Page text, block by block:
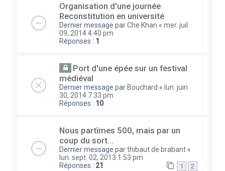
Organisation d'une journée
Reconstitution en université
Dernier message parChe Khan « mer. juil.
09, 2014 4:40 pm
Réponses : 1
Port d'une épée sur un festival
médiéval
Dernier message par Bouchard « lun. juin
30, 2014 7:33 pm
Réponses : 10
Nous partîmes 500, mais par un
coup du sort...
Dernier message parthibaut de brabant «
lun. sept. 02, 2013 1:53 pm
Réponses : 21 1 2